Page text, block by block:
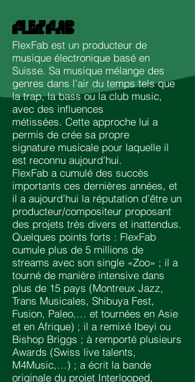
FLEXFAB
FlexFab est un producteur de
musique électronique basé en
Suisse. Sa musique mélange des
genres dans l’air du temps tels que
la trap, la bass ou la club music,
avec des influences
métissées. Cette approche lui a
permis de crée sa propre
signature musicale pour laquelle il
est reconnu aujourd’hui.
FlexFab a cumulé des succès
importants ces dernières années, et
il a aujourd’hui la réputation d’être un
producteur/compositeur proposant
des projets très divers et inattendus.
Quelques points forts : FlexFab
cumule plus de 5 millions de
streams avec son single «Zoo» ; il a
tourné de manière intensive dans
plus de 15 pays (Montreux Jazz,
Trans Musicales, Shibuya Fest,
Fusion, Paleo,… et tournées en Asie
et en Afrique) ; il a remixé Ibeyi ou
Bishop Briggs ; à remporté plusieurs
Awards (Swiss live talents,
M4Music,…) ; a écrit la bande
originale du projet Interlooped,